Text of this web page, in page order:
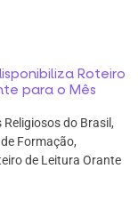
Roteiro
para o Mês
do Brasil,
Formação,
de Leitura Orante